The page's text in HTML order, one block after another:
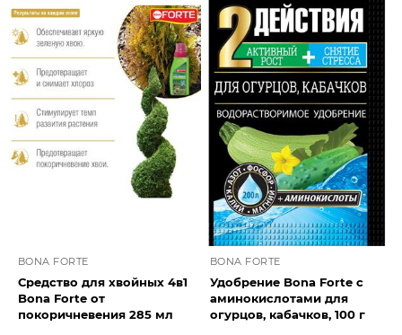
BONA FORTE
Средство для хвойных 4в1
Bona Forte от
покоричневения 285 мл
BONA FORTE
Удобрение Bona Forte с
аминокислотами для
огурцов, кабачков, 100 г